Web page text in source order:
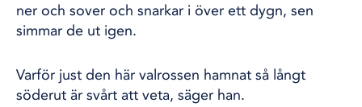
ner och sover och snarkar i över ett dygn, sen
simmar de ut igen.
Varför just den här valrossen hamnat så långt
söderut är svårt att veta, säger han.